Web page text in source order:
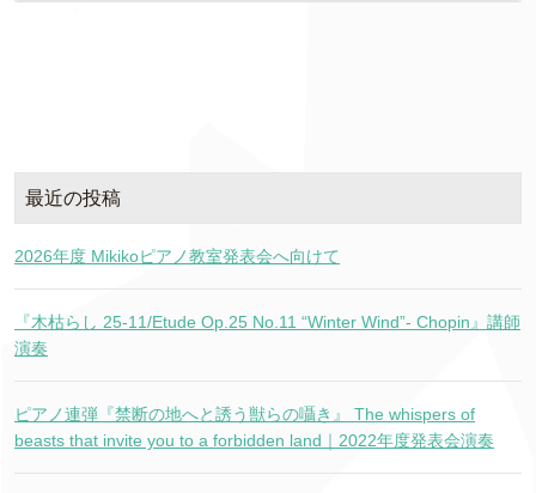
最近の投稿
2026年度 Mikikoピアノ教室発表会へ向けて
『木枯らし 25-11/Etude Op.25 No.11 “Winter Wind”- Chopin』講師
演奏
ピアノ連弾『禁断の地へと誘う獣らの囁き』 The whispers of
beasts that invite you to a forbidden land｜2022年度発表会演奏